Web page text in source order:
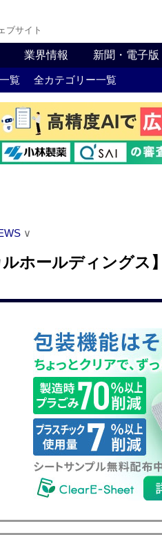
ブサイト
業界情報 新聞・電子版
覧 全カテゴリー一覧
∨
ルホールディングス